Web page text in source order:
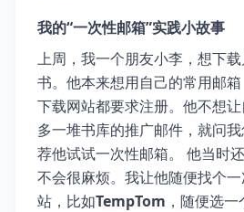
我的“一次性邮箱”实践小故事
上周，我一个朋友小李，想下
书。他本来想用自己的常用邮
下载网站都要求注册。他不想
多一堆书库的推广邮件，就问
荐他试试一次性邮箱。 他当时
不会很麻烦。我让他随便找个
站，比如TempTom ，随便选